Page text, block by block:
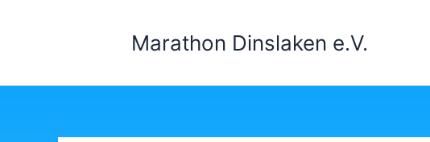
Marathon Dinslaken e.V.